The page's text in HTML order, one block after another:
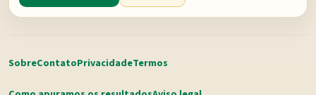
SobreContatoPrivacidadeTermos